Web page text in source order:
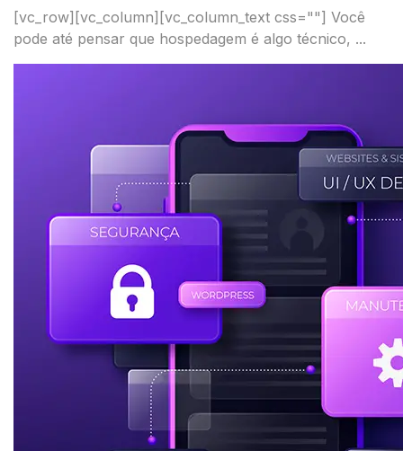
[vc_row][vc_column][vc_column_text css=""] Você
pode até pensar que hospedagem é algo técnico, ...